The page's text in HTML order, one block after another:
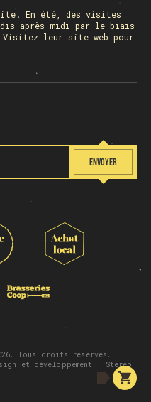
En été, des visites
après-midi par le biais
Visitez leur site web pour
ENVOYER
Tous droits réservés.
et développement : Stereo